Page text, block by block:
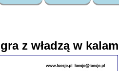
z władzą w